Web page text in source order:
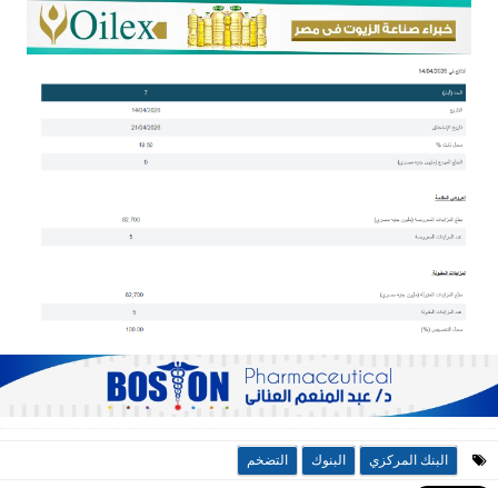
البنك المركزي البنوك التضخم